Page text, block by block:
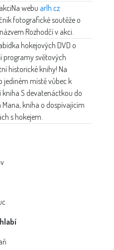
Na webu arlh.cz
fotografické soutěže o
Rozhodčí v akci.
hokejových DVD o
programy světových
historické knihy! Na
jediném místě vůbec k
kniha S devatenáctkou do
kniha o dospívajícím
s hokejem.